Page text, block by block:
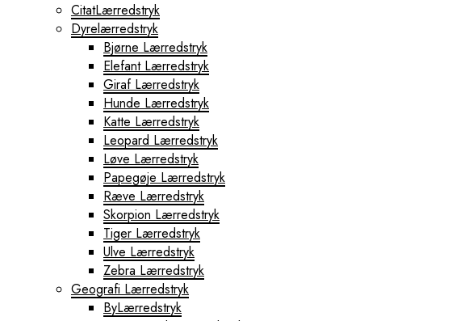
CitatLærredstryk
Dyrelærredstryk
Bjørne Lærredstryk
Elefant Lærredstryk
Giraf Lærredstryk
Hunde Lærredstryk
Katte Lærredstryk
Leopard Lærredstryk
Løve Lærredstryk
Papegøje Lærredstryk
Ræve Lærredstryk
Skorpion Lærredstryk
Tiger Lærredstryk
Ulve Lærredstryk
Zebra Lærredstryk
Geografi Lærredstryk
ByLærredstryk